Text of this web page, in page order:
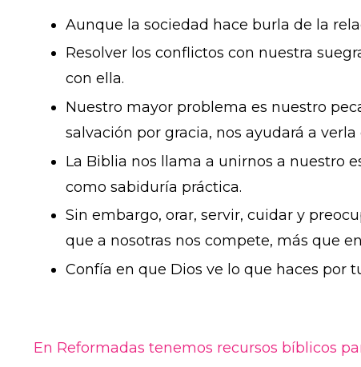
Aunque la sociedad hace burla de la
Resolver los conflictos con nuestra
con ella.
Nuestro mayor problema es nuestro
salvación por gracia, nos ayudará a
La Biblia nos llama a unirnos a nuestro
como sabiduría práctica.
Sin embargo, orar, servir, cuidar y
que a nosotras nos compete, más que
Confía en que Dios ve lo que haces por
En Reformadas tenemos recursos bíblicos